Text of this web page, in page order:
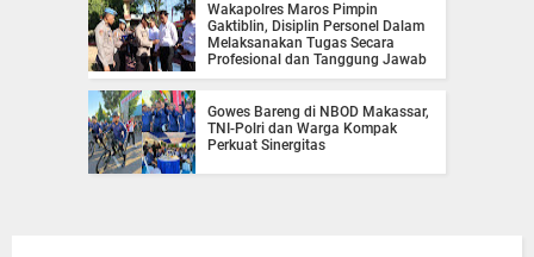
Wakapolres Maros Pimpin
Gaktiblin, Disiplin Personel Dalam
Melaksanakan Tugas Secara
Profesional dan Tanggung Jawab
Gowes Bareng di NBOD Makassar,
TNI-Polri dan Warga Kompak
Perkuat Sinergitas